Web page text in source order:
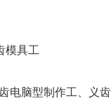
模具工
电脑型制作工、义齿